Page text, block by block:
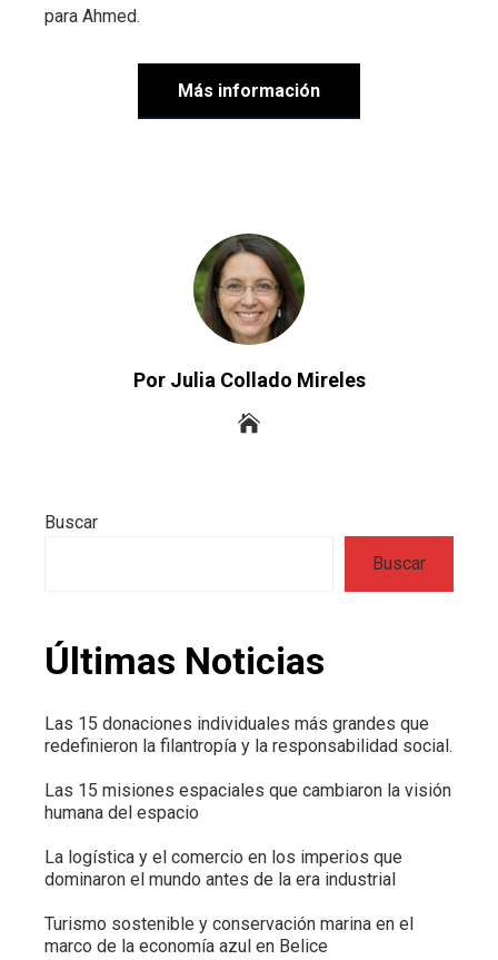
para Ahmed.
Más información
Por Julia Collado Mireles
Buscar
Buscar
Últimas Noticias
Las 15 donaciones individuales más grandes que
redefinieron la filantropía y la responsabilidad social.
Las 15 misiones espaciales que cambiaron la visión
humana del espacio
La logística y el comercio en los imperios que
dominaron el mundo antes de la era industrial
Turismo sostenible y conservación marina en el
marco de la economía azul en Belice